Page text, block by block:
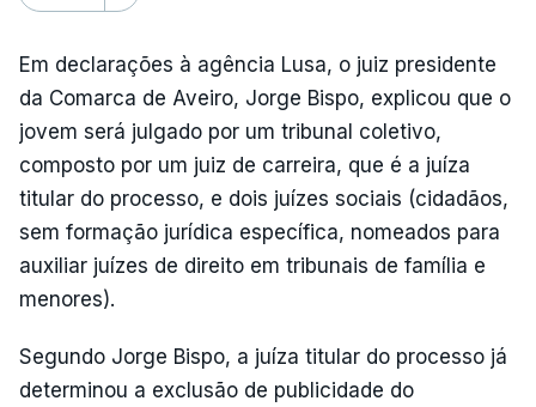
Em declarações à agência Lusa, o juiz presidente
da Comarca de Aveiro, Jorge Bispo, explicou que o
jovem será julgado por um tribunal coletivo,
composto por um juiz de carreira, que é a juíza
titular do processo, e dois juízes sociais (cidadãos,
sem formação jurídica específica, nomeados para
auxiliar juízes de direito em tribunais de família e
menores).
Segundo Jorge Bispo, a juíza titular do processo já
determinou a exclusão de publicidade do